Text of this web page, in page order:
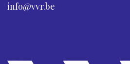
info@vvr.be